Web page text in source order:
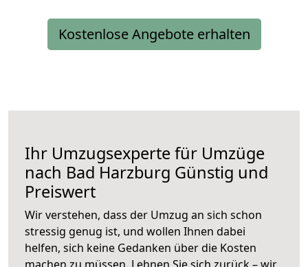
Kostenlose Angebote erhalten
Ihr Umzugsexperte für Umzüge
nach Bad Harzburg Günstig und
Preiswert
Wir verstehen, dass der Umzug an sich schon
stressig genug ist, und wollen Ihnen dabei
helfen, sich keine Gedanken über die Kosten